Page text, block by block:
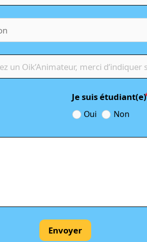
Je suis étudiant(e)
Oui Non
Envoyer